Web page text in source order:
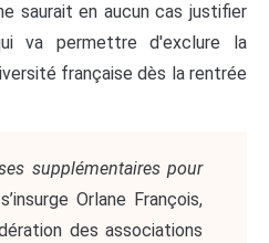
saurait en aucun cas justifier
va permettre d'exclure la
française dès la rentrée
supplémentaires pour
s’insurge Orlane François,
des associations